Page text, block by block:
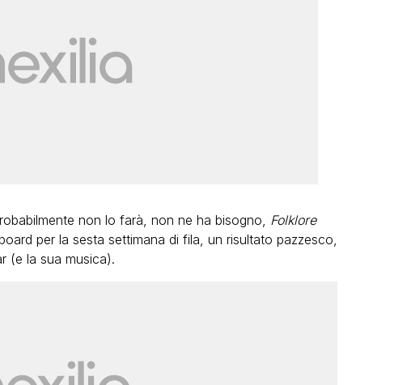
non lo farà, non ne ha bisogno,
Folklore
per la sesta settimana di fila, un risultato pazzesco,
(e la sua musica).